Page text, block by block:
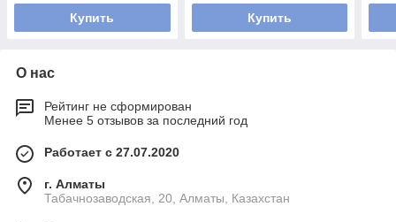
Купить Купить
О нас
Рейтинг не сформирован
Менее 5 отзывов за последний год
Работает с 27.07.2020
г. Алматы
Табачнозаводская, 20, Алматы, Казахстан